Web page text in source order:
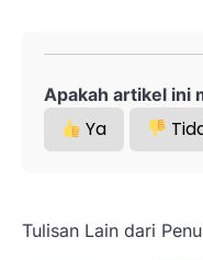
Apakah artikel ini
Ya
Tulisan Lain dari